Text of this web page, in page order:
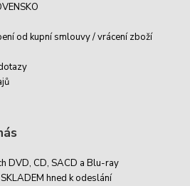
od kupní smlouvy / vrácení zboží
DVD, CD,SACD a Blu-ray
hned k odeslání